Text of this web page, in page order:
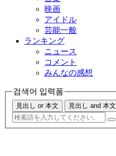
映画
アイドル
芸能一般
ランキング
ニュース
コメント
みんなの感想
검색어 입력폼
見出し or 本文 見出し and 本文